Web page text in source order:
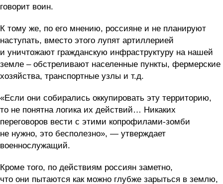
говорит воин.
К тому же, по его мнению, россияне и не планируют
наступать, вместо этого лупят артиллерией
и уничтожают гражданскую инфраструктуру на нашей
земле – обстреливают населенные пункты, фермерские
хозяйства, транспортные узлы и т.д.
«Если они собирались оккупировать эту территорию,
то не понятна логика их действий… Никаких
переговоров вести с этими копрофилами-зомби
не нужно, это бесполезно», — утверждает
военнослужащий.
Кроме того, по действиям россиян заметно,
что они пытаются как можно глубже зарыться в землю,